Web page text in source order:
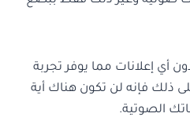
أي إعلانات مما يوفر تجربة
ذلك فإنه لن تكون هناك أية
الصوتية.